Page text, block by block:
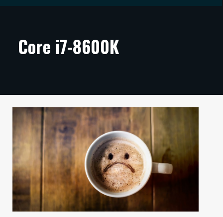
ARTIKKELIT
TECHBBS
TIETOA
HINTA.FI
KAUPPA
VAIHDA TEEMA
Core i7-8600K